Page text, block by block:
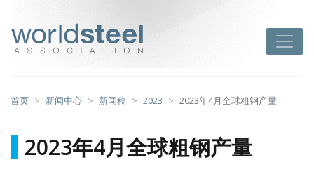
首页 新闻中心 新闻稿 2023 2023年4月全球粗钢产量
2023年4月全球粗钢产量